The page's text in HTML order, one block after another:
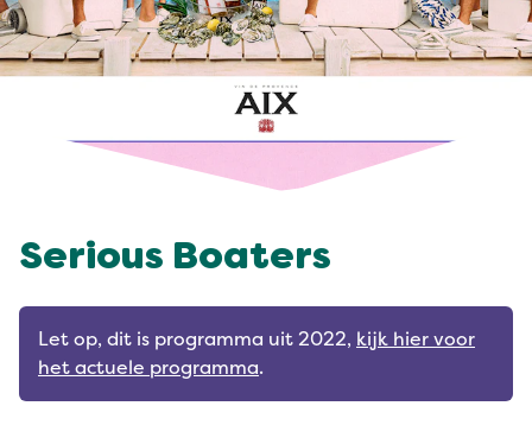
Serious Boaters
Let op, dit is programma uit 2022, kijk hier voor
het actuele programma.